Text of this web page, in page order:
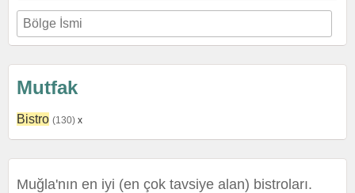
Mutfak
Bistro (130) x
Muğla'nın en iyi (en çok tavsiye alan) bistroları.